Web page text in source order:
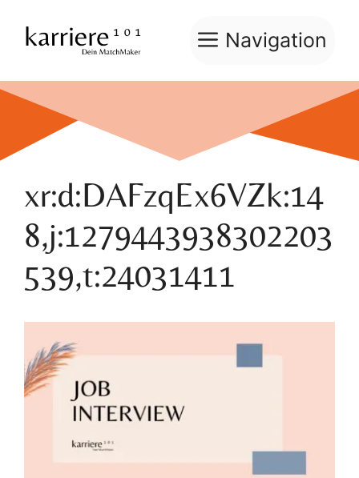
Inhalt
springen
Navigation
xr:d:DAFzqEx6VZk:14
8,j:1279443938302203
539,t:24031411